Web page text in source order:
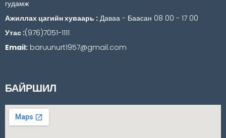
гудамж
Ажиллах цагийн хуваарь : Даваа - Баасан 08 00 - 17 00
Утас :(976)7051-1111
Email: baruunurt1957@gmail.com
БАЙРШИЛ